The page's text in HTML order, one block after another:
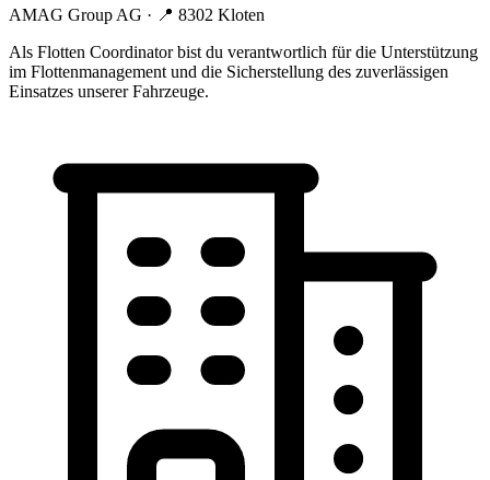
AMAG Group AG · 📍 8302 Kloten
Als Flotten Coordinator bist du verantwortlich für die Unterstützung
im Flottenmanagement und die Sicherstellung des zuverlässigen
Einsatzes unserer Fahrzeuge.